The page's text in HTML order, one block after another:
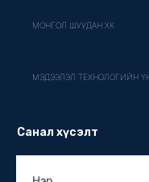
МОНГОЛ ШУУДАН ХК
МЭДЭЭЛЭЛ ТЕХНОЛОГИЙН
Санал хүсэлт